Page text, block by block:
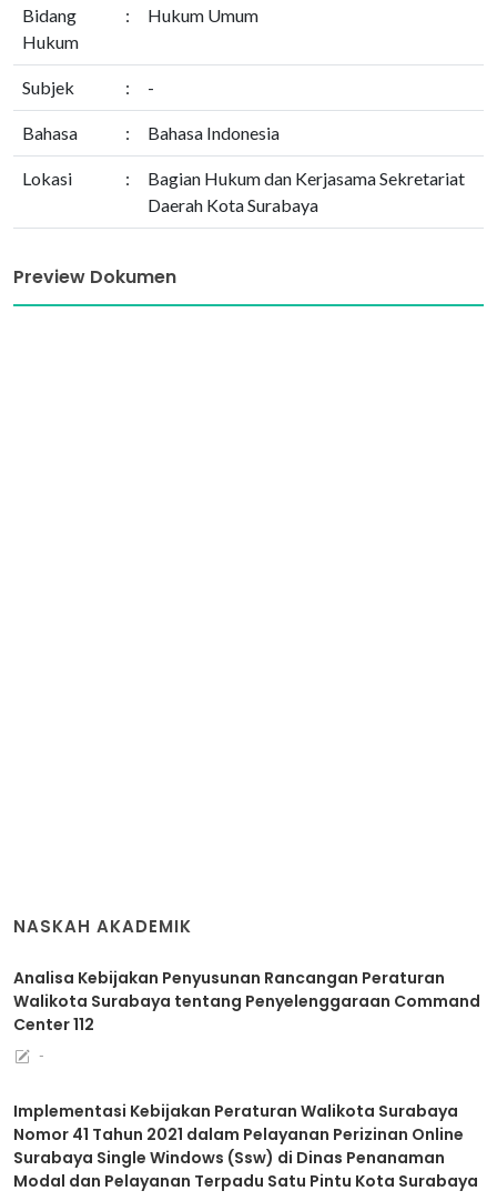
Bidang
Hukum
: Hukum Umum
Subjek : -
Bahasa : Bahasa Indonesia
Lokasi :
Bagian Hukum dan Kerjasama Sekretariat
Daerah Kota Surabaya
Preview Dokumen
NASKAH AKADEMIK
Analisa Kebijakan Penyusunan Rancangan Peraturan
Walikota Surabaya tentang Penyelenggaraan Command
Center 112
-
Implementasi Kebijakan Peraturan Walikota Surabaya
Nomor 41 Tahun 2021 dalam Pelayanan Perizinan Online
Surabaya Single Windows (Ssw) di Dinas Penanaman
Modal dan Pelayanan Terpadu Satu Pintu Kota Surabaya